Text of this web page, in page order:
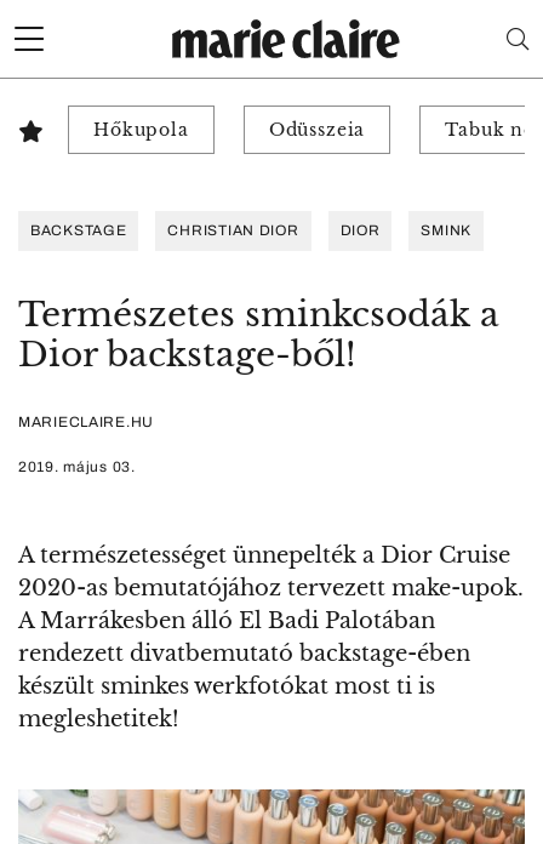
Hőkupola Odüsszeia Tabuk
BACKSTAGE CHRISTIAN DIOR DIOR SMINK
Természetes sminkcsodák a
Dior backstage-ből!
MARIECLAIRE.HU
2019. május 03.
A természetességet ünnepelték a Dior Cruise
2020-as bemutatójához tervezett make-upok.
A Marrákesben álló El Badi Palotában
rendezett divatbemutató backstage-ében
készült sminkes werkfotókat most ti is
megleshetitek!